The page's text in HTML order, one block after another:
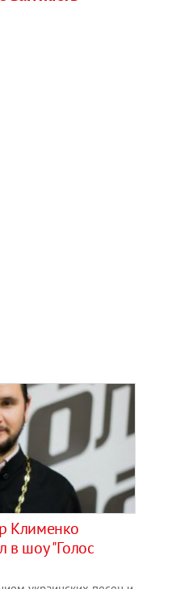
Клименко
в шоу "Голос